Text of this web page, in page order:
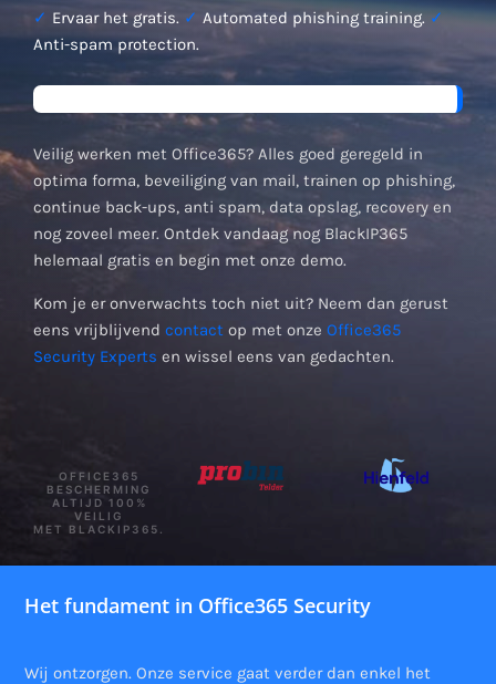
✓ Ervaar het gratis. ✓ Automated phishing training. ✓
Anti-spam protection.
Veilig werken met Office365? Alles goed geregeld in
optima forma, beveiliging van mail, trainen op phishing,
continue back-ups, anti spam, data opslag, recovery en
nog zoveel meer. Ontdek vandaag nog BlackIP365
helemaal gratis en begin met onze demo.
Kom je er onverwachts toch niet uit? Neem dan gerust
eens vrijblijvend contact op met onze Office365
Security Experts en wissel eens van gedachten.
OFFICE365
BESCHERMING
ALTIJD 100%
VEILIG
MET BLACKIP365.
Het fundament in Office365 Security
Wij ontzorgen. Onze service gaat verder dan enkel het